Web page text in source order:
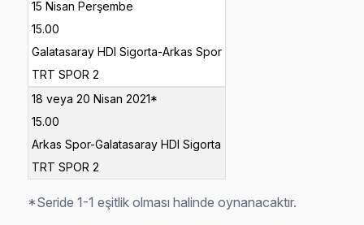
15 Nisan Perşembe
15.00
Galatasaray HDI Sigorta-Arkas Spor
TRT SPOR 2
18 veya 20 Nisan 2021*
15.00
Arkas Spor-Galatasaray HDI Sigorta
TRT SPOR 2
*Seride 1-1 eşitlik olması halinde oynanacaktır.